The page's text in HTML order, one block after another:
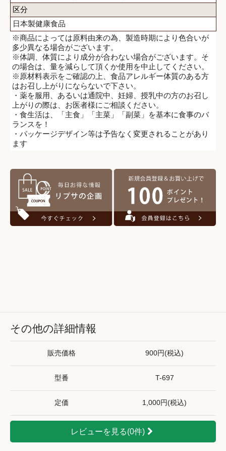
区分
日本製健康食品
※商品によっては原料由来の為、製造時期により色合いが
多少異なる場合がございます。
※体調、体質により成分が合わない場合がございます。そ
の場合は、量を減らして頂くか使用を中止してください。
※原材料表示をご確認の上、食品アレルギー体質のある方
はお召し上がりにならないで下さい。
・薬を服用、あるいは通院中、妊婦、授乳中の方のお召し
上がりの際は、お医者様にご相談ください。
・食生活は、「主食」「主菜」「副菜」を基本に食事のバ
ランスを！
・パッケージデザイン等は予告なく変更されることがあり
ます
その他の詳細情報
販売価格 900円(税込)
型番 T-697
定価 1,000円(税込)
レビューを見る(0件)